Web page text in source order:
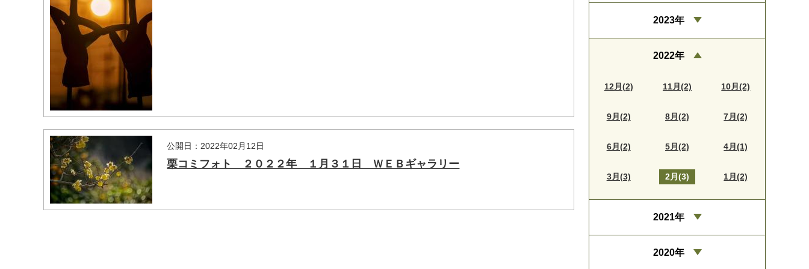
公開日：2022年02月12日
栗コミフォト ２０２２年 １月３１日 ＷＥＢギャラリー
2023年
2022年
12月(2) 11月(2) 10月(2)
9月(2) 8月(2) 7月(2)
6月(2) 5月(2) 4月(1)
3月(3) 2月(3) 1月(2)
2021年
2020年